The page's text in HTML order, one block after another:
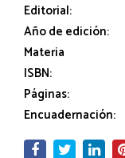
Editorial:
Año de edición:
Materia
ISBN:
Páginas:
Encuadernación: